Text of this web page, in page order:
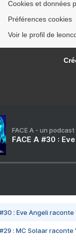
Cookies et données
Préférences cookies
Voir le profil de
FACE A - un
FACE A #30 :
#30 : Eve Angeli
#29 : MC Solaar raconte